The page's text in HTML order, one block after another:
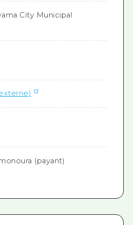
City Municipal
(payant)